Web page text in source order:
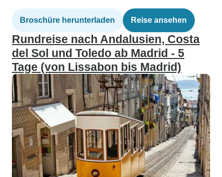
Broschüre herunterladen Reise ansehen
Rundreise nach Andalusien, Costa
del Sol und Toledo ab Madrid - 5
Tage (von Lissabon bis Madrid)